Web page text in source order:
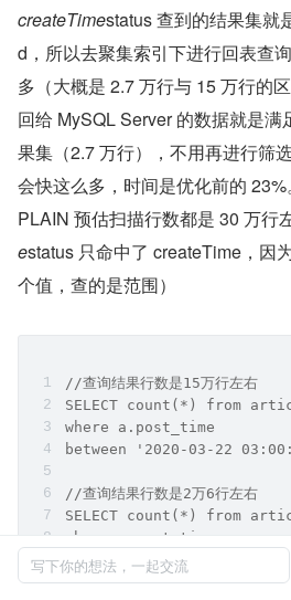
createTimestatus 查到的结果集就
d，所以去聚集索引下进行回表查
多（大概是 2.7 万行与 15 万行的
回给 MySQL Server 的数据就是满
果集（2.7 万行），不用再进行筛
会快这么多，时间是优化前的
PLAIN 预估扫描行数都是 30 万行
estatus 只命中了 createTime，因
个值，查的是范围）
//查询结果行数是15万行左右
SELECT count(*) from
where a.post_time
between '2020-03-22
//查询结果行数是2万6行左右
SELECT count(*) from
where a.post_time
between '2020-03-22
and a.audit_status = 1
写下你的想法，一起交流